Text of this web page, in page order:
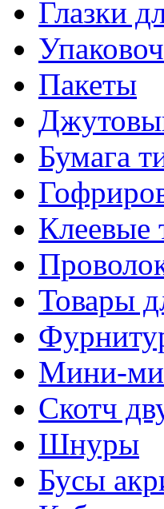
Глазки
Пакеты
Бумага
Клеевые
Товары
Мини-
Скотч
Шнуры
Бусы